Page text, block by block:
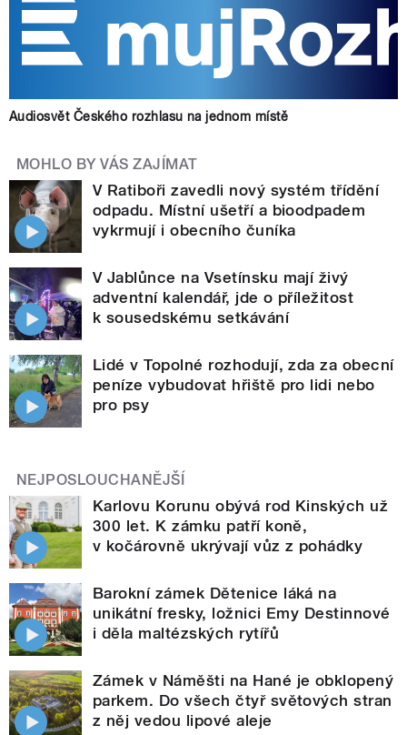
Audiosvět Českého rozhlasu na jednom místě
MOHLO BY VÁS ZAJÍMAT
V Ratiboři zavedli nový systém třídění
odpadu. Místní ušetří a bioodpadem
vykrmují i obecního čuníka
V Jablůnce na Vsetínsku mají živý
adventní kalendář, jde o příležitost
k sousedskému setkávání
Lidé v Topolné rozhodují, zda za obecní
peníze vybudovat hřiště pro lidi nebo
pro psy
NEJPOSLOUCHANĚJŠÍ
Karlovu Korunu obývá rod Kinských už
300 let. K zámku patří koně,
v kočárovně ukrývají vůz z pohádky
Barokní zámek Dětenice láká na
unikátní fresky, ložnici Emy Destinnové
i děla maltézských rytířů
Zámek v Náměšti na Hané je obklopený
parkem. Do všech čtyř světových stran
z něj vedou lipové aleje